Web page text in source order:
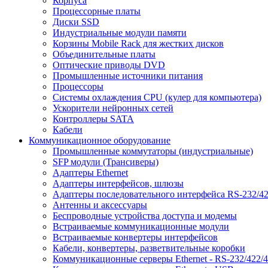
Процессорные платы
Диски SSD
Индустриальные модули памяти
Корзины Mobile Rack для жестких дисков
Объединительные платы
Оптические приводы DVD
Промышленные источники питания
Процессоры
Системы охлаждения CPU (кулер для компьютера)
Ускорители нейронных сетей
Контроллеры SATA
Кабели
Коммуникационное оборудование
Промышленные коммутаторы (индустриальные)
SFP модули (Трансиверы)
Адаптеры Ethernet
Адаптеры интерфейсов, шлюзы
Адаптеры последовательного интерфейса RS-232/
Антенны и аксессуары
Беспроводные устройства доступа и модемы
Встраиваемые коммуникационные модули
Встраиваемые конвертеры интерфейсов
Кабели, конвертеры, разветвительные коробки
Коммуникационные серверы Ethernet - RS-232/422/